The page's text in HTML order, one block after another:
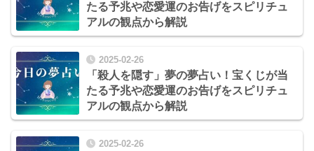
たる予兆や恋愛運のお告げをスピリチュ
アルの観点から解説
2025-02-26
「殺人を隠す」夢の夢占い！宝くじが当
たる予兆や恋愛運のお告げをスピリチュ
アルの観点から解説
2025-02-26